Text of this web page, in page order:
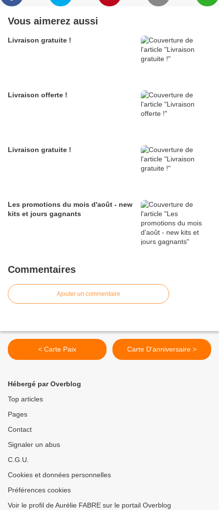
Vous aimerez aussi
Livraison gratuite !
Livraison offerte !
Livraison gratuite !
Les promotions du mois d'août - new
kits et jours gagnants
Commentaires
Ajouter un commentaire
< Carte Paix Carte D'anniversaire >
Hébergé par Overblog
Top articles
Pages
Contact
Signaler un abus
C.G.U.
Cookies et données personnelles
Préférences cookies
Voir le profil de Aurélie FABRE sur le portail Overblog